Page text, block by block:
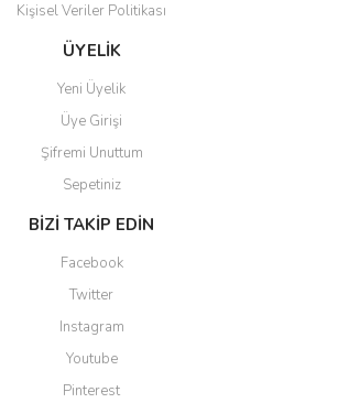
Gönder
Kişisel Veriler Politikası
ÜYELİK
Yeni Üyelik
Üye Girişi
Şifremi Unuttum
Sepetiniz
BİZİ TAKİP EDİN
Facebook
Twitter
Instagram
Youtube
Pinterest